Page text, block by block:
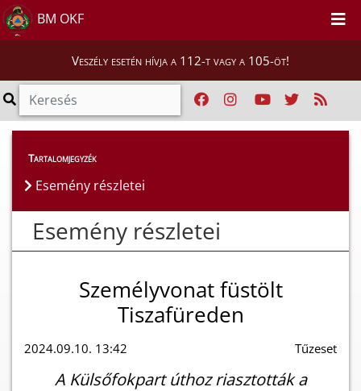
BM OKF
Veszély esetén hívja a 112-t vagy a 105-öt!
Esemény részletei
Tartalomjegyzék
Esemény részletei
Esemény részletei
Személyvonat füstölt
Tiszafüreden
2024.09.10. 13:42 Tűzeset
A Külsőfokpart úthoz riasztották a